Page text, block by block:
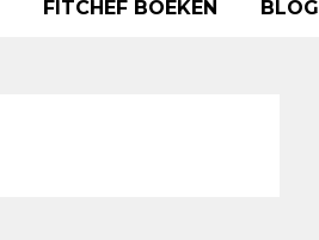
FITCHEF BOEKEN BLOG